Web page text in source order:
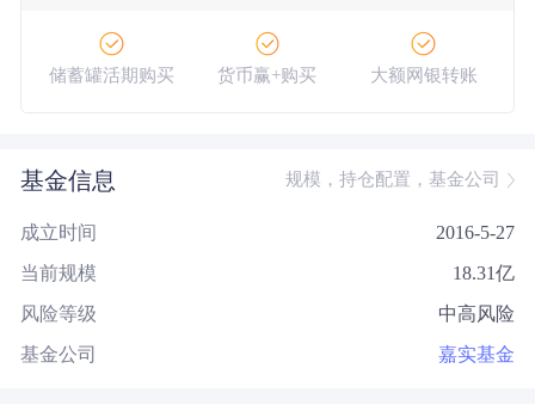
储蓄罐活期购买 货币赢+购买 大额网银转账
基金信息 规模，持仓配置，基金公司
成立时间 2016-5-27
当前规模 18.31亿
风险等级 中高风险
基金公司 嘉实基金